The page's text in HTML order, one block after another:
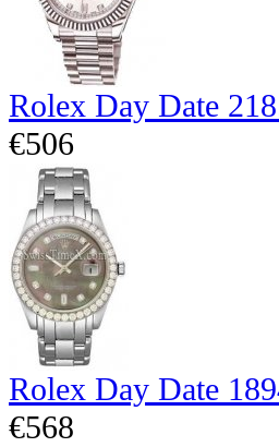
Rolex Day Date
€506
Rolex Day Date
€568